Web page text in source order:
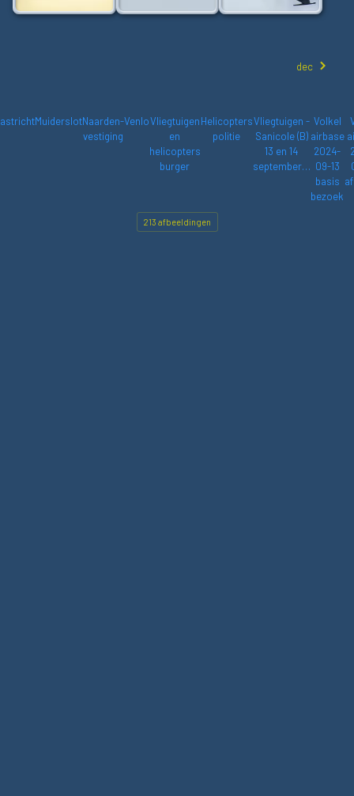
dec
MuiderslotNaarden-
vestiging
VenloVliegtuigen
en
helicopters
burger
Helicopters
politie
Vliegtuigen -
Sanicole (B)
13 en 14
september…
Volkel
airbase
2024-
09-13
basis
bezoek
213 afbeeldingen